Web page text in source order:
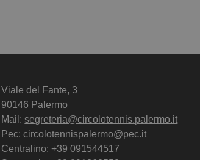
Viale del Fante, 3
90146 Palermo
Mail:segreteria@circolotennis.palermo.it
Pec: circolotennispalermo@pec.it
Centralino: +39 091544517